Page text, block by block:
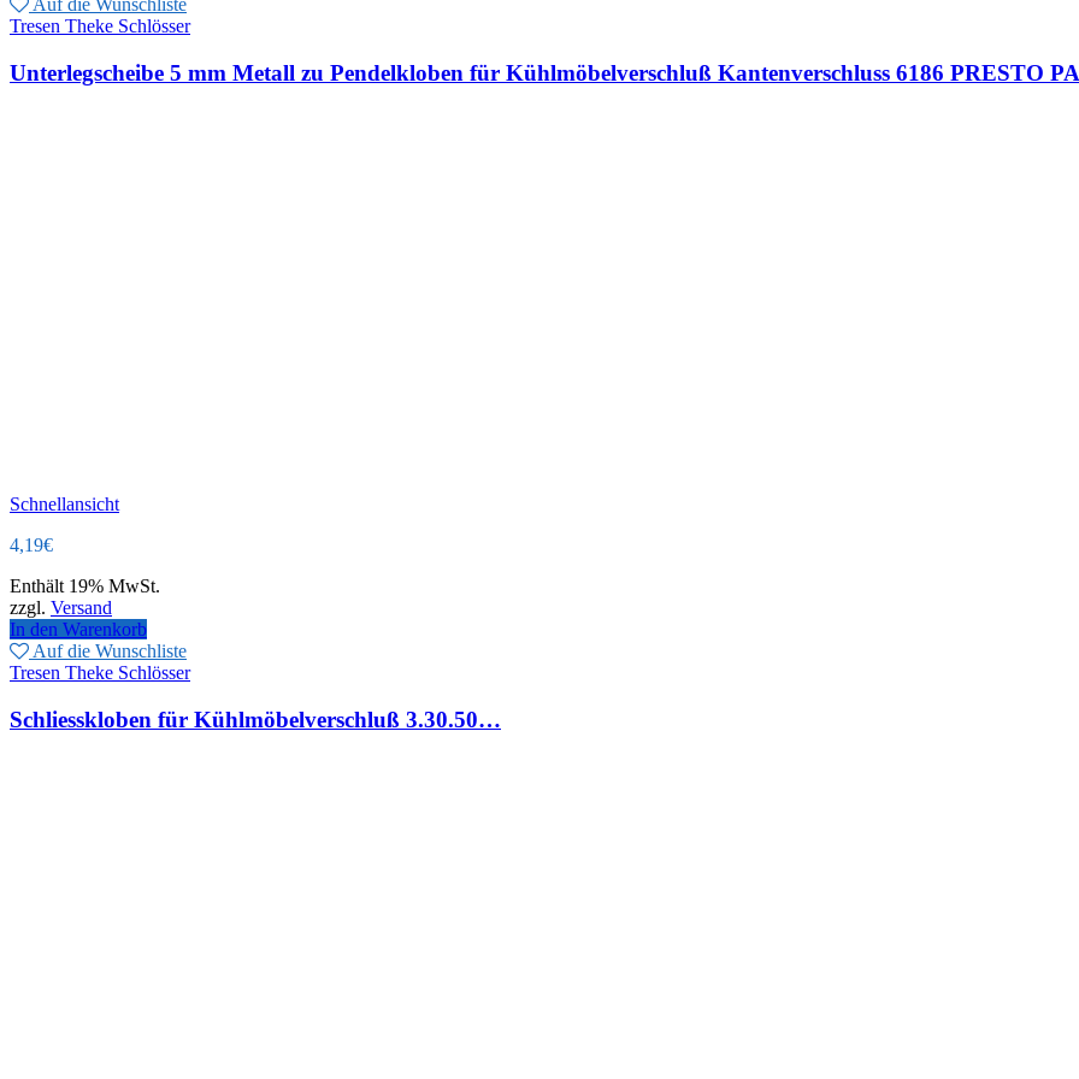
Tresen Theke Schlösser
Unterlegscheibe 5 mm Metall zu Pendelkloben für Kühlmöbelverschluß Kantenverschluss 6186 PRESTO
Schnellansicht
4,19€
Enthält 19% MwSt.
zzgl. Versand
In den Warenkorb
Auf die Wunschliste
Tresen Theke Schlösser
Schliesskloben für Kühlmöbelverschluß 3.30.50…